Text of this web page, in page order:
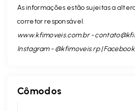
As informações estão sujeitas a
corretor responsável.
www.kfimoveis.com.br -
Instagram - @kfimoveis.rp |
Cômodos